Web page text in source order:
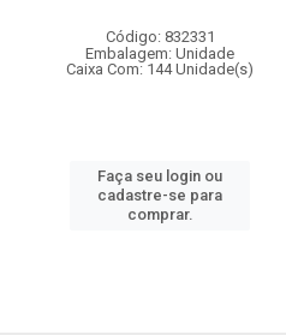
Código: 832331
Embalagem: Unidade
Caixa Com: 144 Unidade(s)
Faça seu login ou
cadastre-se para
comprar.